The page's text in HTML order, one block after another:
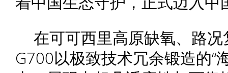
在可可西里高原缺氧、路
G700以极致技术冗余锻造的“